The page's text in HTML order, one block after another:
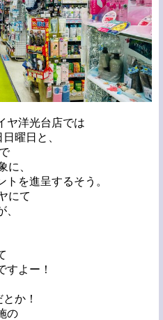
ヤ洋光台店では
曜日と、
に、
を進呈するそう。
にて
すよー！
か！
の